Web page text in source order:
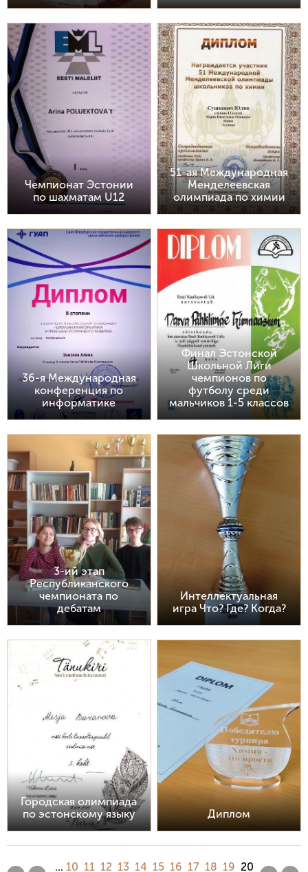
Чемпионат Эстонии
по шахматам U12
51-ая Международная
Менделеевская
олимпиада по химии
36-я Международная
конференция по
информатике
Финал Эстонской
Школьной Лиги
чемпионов по
футболу среди
мальчиков 1-5 классов
3-ий этап
Республиканского
чемпионата по
дебатам
Интеллектуальная
игра Что? Где? Когда?
Городская олимпиада
по эстонскому языку
Диплом
... 10 11 12 13 14 15 16 17 18 19 20